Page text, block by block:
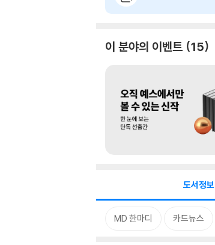
이 분야의 이벤트 15
도서정보
MD 한마디 카드뉴스